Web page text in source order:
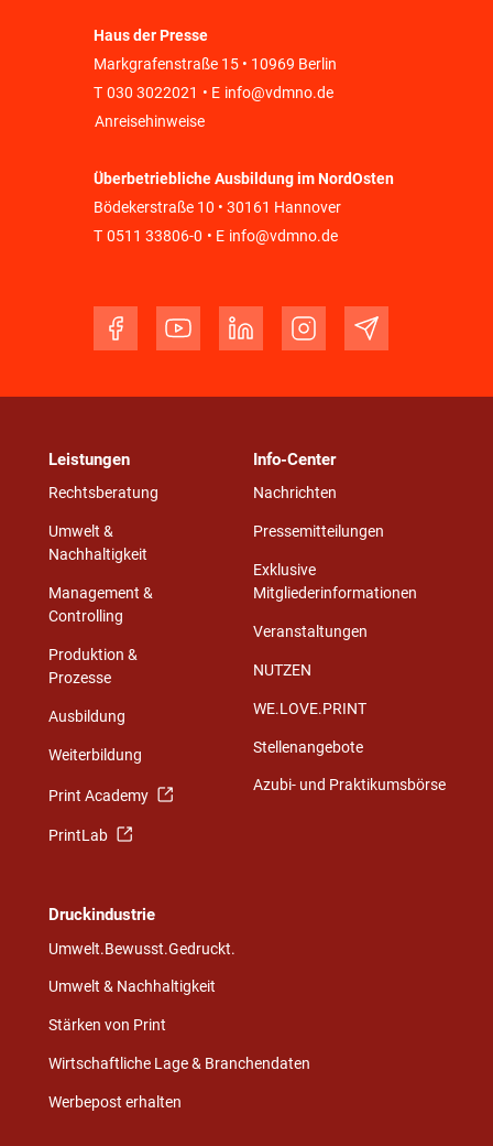
Haus der Presse
Markgrafenstraße 15 • 10969 Berlin
T 030 3022021 • E info@vdmno.de
Anreisehinweise
Überbetriebliche Ausbildung im NordOsten
Bödekerstraße 10 • 30161 Hannover
T 0511 33806-0 • E info@vdmno.de
Leistungen
Rechtsberatung
Umwelt &
Nachhaltigkeit
Management &
Controlling
Produktion &
Prozesse
Ausbildung
Weiterbildung
Print Academy
PrintLab
Info-Center
Nachrichten
Pressemitteilungen
Exklusive
Mitgliederinformationen
Veranstaltungen
NUTZEN
WE.LOVE.PRINT
Stellenangebote
Azubi- und Praktikumsbörse
Druckindustrie
Umwelt.Bewusst.Gedruckt.
Umwelt & Nachhaltigkeit
Stärken von Print
Wirtschaftliche Lage & Branchendaten
Werbepost erhalten